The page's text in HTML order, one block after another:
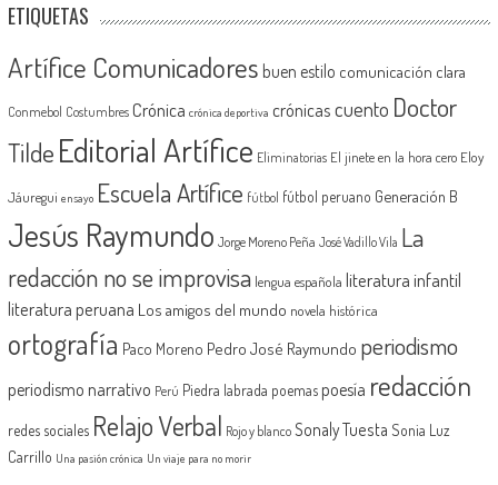
ETIQUETAS
Artífice Comunicadores buen estilo comunicación clara
Conmebol Costumbres Crónica crónica deportiva crónicascuento Doctor
Tilde Editorial Artífice Eliminatorias El jinete en la hora cero Eloy
Jáuregui ensayo Escuela Artífice fútbol fútbol peruano Generación B
Jesús Raymundo Jorge Moreno Peña José Vadillo Vila La
redacción no se improvisa lengua española literatura infantil
literatura peruana Los amigos del mundo novela histórica
ortografía Paco Moreno Pedro José Raymundo periodismo
periodismo narrativo Perú Piedra labrada poemas poesía redacción
redes sociales Relajo Verbal Rojo y blanco Sonaly Tuesta Sonia Luz
Carrillo Una pasión crónica Un viaje para no morir